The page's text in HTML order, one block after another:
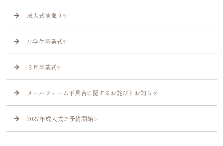
成人式前撮り✨
小学生卒業式✨
３月卒業式✨
メールフォーム不具合に関するお詫びとお知らせ
2027年成人式ご予約開始✨